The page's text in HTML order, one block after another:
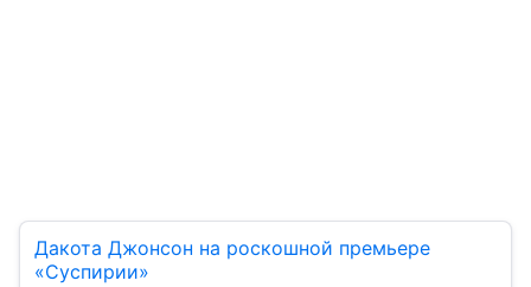
Дакота Джонсон на роскошной премьере
«Суспирии»